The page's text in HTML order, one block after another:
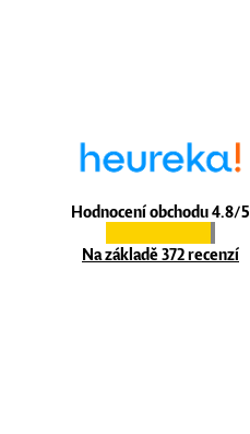
Hodnocení obchodu 4.8/5
Na základě 372 recenzí